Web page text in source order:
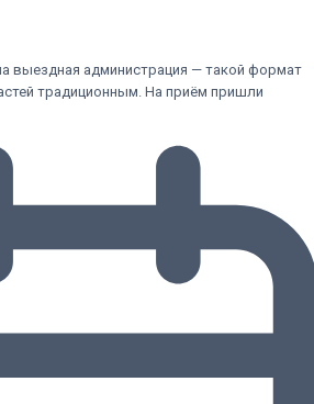
выездная администрация — такой формат
традиционным. На приём пришли